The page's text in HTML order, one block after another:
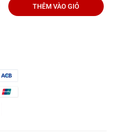
THÊM VÀO GIỎ